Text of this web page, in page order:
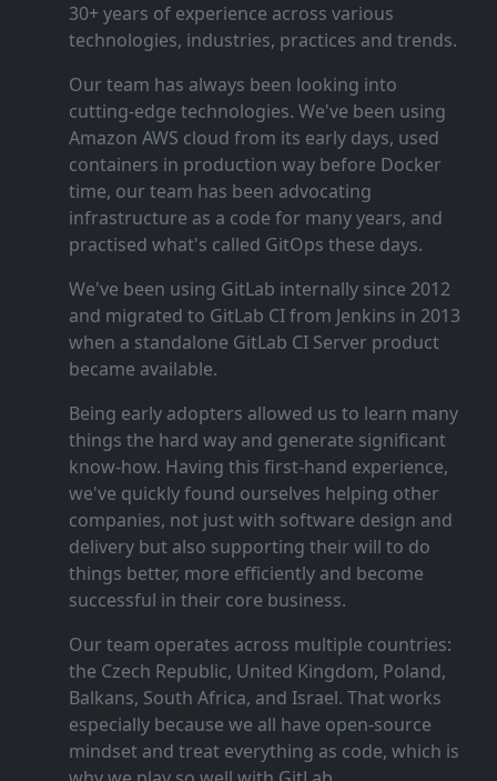
30+ years of experience across various
technologies, industries, practices and trends.
Our team has always been looking into
cutting‑edge technologies. We've been using
Amazon AWS cloud from its early days, used
containers in production way before Docker
time, our team has been advocating
infrastructure as a code for many years, and
practised what's called GitOps these days.
We've been using GitLab internally since 2012
and migrated to GitLab CI from Jenkins in 2013
when a standalone GitLab CI Server product
became available.
Being early adopters allowed us to learn many
things the hard way and generate significant
know‑how. Having this first‑hand experience,
we've quickly found ourselves helping other
companies, not just with software design and
delivery but also supporting their will to do
things better, more efficiently and become
successful in their core business.
Our team operates across multiple countries:
the Czech Republic, United Kingdom, Poland,
Balkans, South Africa, and Israel. That works
especially because we all have open‑source
mindset and treat everything as code, which is